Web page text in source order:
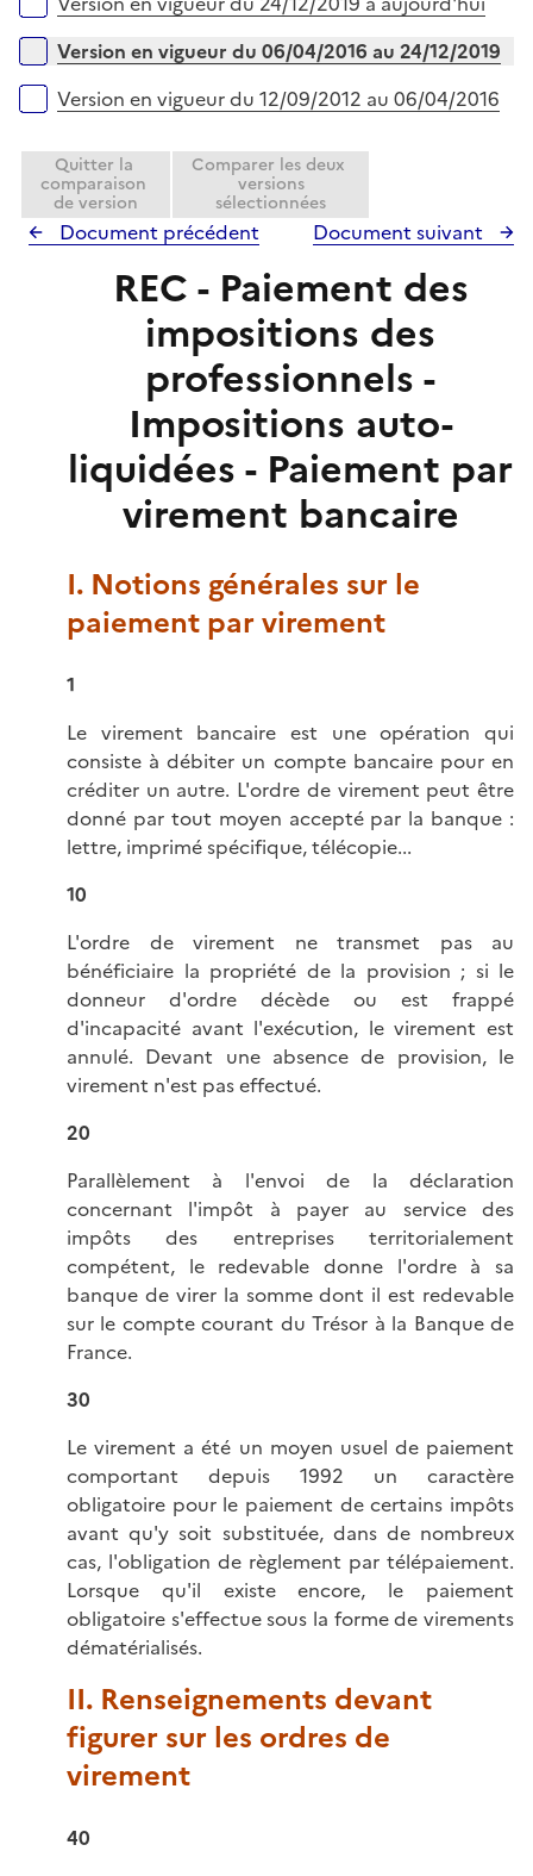
e
p
e
Version en vigueur du 06/04/2016 au 24/12/2019
Version en vigueur du 12/09/2012 au 06/04/2016
Quitter la
comparaison
de version
Comparer les deux
versions
sélectionnées
Document précédent Document suivant
REC - Paiement des
impositions des
professionnels -
Impositions auto-
liquidées - Paiement par
virement bancaire
I. Notions générales sur le
paiement par virement
1
Le virement bancaire est une opération qui
consiste à débiter un compte bancaire pour en
créditer un autre. L'ordre de virement peut être
donné par tout moyen accepté par la banque :
lettre, imprimé spécifique, télécopie...
10
L'ordre de virement ne transmet pas au
bénéficiaire la propriété de la provision ; si le
donneur d'ordre décède ou est frappé
d'incapacité avant l'exécution, le virement est
annulé. Devant une absence de provision, le
virement n'est pas effectué.
20
Parallèlement à l'envoi de la déclaration
concernant l'impôt à payer au service des
impôts des entreprises territorialement
compétent, le redevable donne l'ordre à sa
banque de virer la somme dont il est redevable
sur le compte courant du Trésor à la Banque de
France.
30
Le virement a été un moyen usuel de paiement
comportant depuis 1992 un caractère
obligatoire pour le paiement de certains impôts
avant qu'y soit substituée, dans de nombreux
cas, l'obligation de règlement par télépaiement.
Lorsque qu'il existe encore, le paiement
obligatoire s'effectue sous la forme de virements
dématérialisés.
II. Renseignements devant
figurer sur les ordres de
virement
40